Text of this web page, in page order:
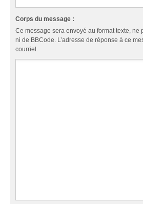
Corps du message :
Ce message sera envoyé au format texte, ne
ni de BBCode. L’adresse de réponse à ce
courriel.